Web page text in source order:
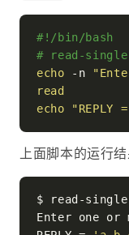
#!/bin/bash
# read-
echo -n
read
echo
"REPLY
上面脚本的运行结
$ read-single
Enter one or